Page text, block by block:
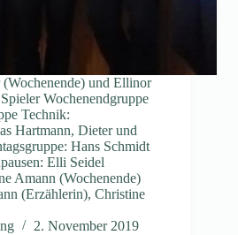
und Ellinor
Wochenendgruppe
Technik:
Hartmann, Dieter und
Hans Schmidt
Elli Seidel
Amann (Wochenende)
(Erzählerin), Christine
2. November 2019